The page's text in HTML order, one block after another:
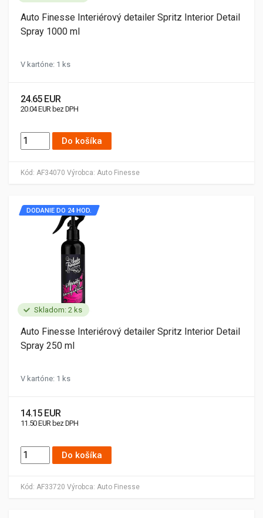
Kód: AF34070 Výrobca: Auto Finesse
Auto Finesse Interiérový detailer Spritz Interior Detail
Spray 1000 ml
V kartóne: 1 ks
24.65 EUR
20.04 EUR bez DPH
Do košíka
Skladom: 2 ks
Kód: AF33720 Výrobca: Auto Finesse
DODANIE DO 24 HOD.
Auto Finesse Interiérový detailer Spritz Interior Detail
Spray 250 ml
V kartóne: 1 ks
14.15 EUR
11.50 EUR bez DPH
Do košíka